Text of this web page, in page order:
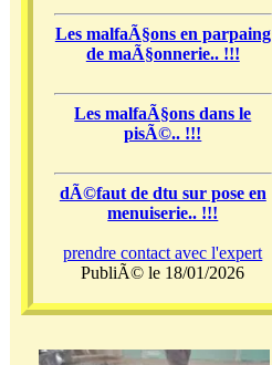
Les malfaÃ§ons en parpaing
de maÃ§onnerie.. !!!
Les malfaÃ§ons dans le
pisÃ©.. !!!
dÃ©faut de dtu sur pose en
menuiserie.. !!!
prendre contact avec l'expert
PubliÃ© le 18/01/2026